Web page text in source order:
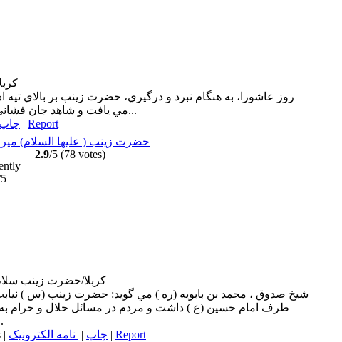
روز عاشورا، به هنگام نبرد و درگيري، حضرت زينب بر بالاي
مي يافت و شاهد جان فشاني هاي دلاور مردان و آزادگان و...
چاپ | Report
حضرت زینب ( علیها السلام)
2.9/5 (78 votes)
كربلا/حضرت زينب سلام
شيخ صدوق ، محمد بن بابويه (ره ) مي گويد: حضرت زينب (س )
طرف امام حسين (ع ) داشت و مردم در مسائل حلال و حرام به
| چاپ | نامه الکترونیک | Report